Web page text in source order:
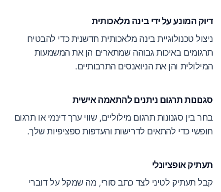
דיוק המונע על ידי בינה מלאכותית
ניצול טכנולוגיית בינה מלאכותית חדשנית כדי להבטיח
תרגומים באיכות גבוהה שמתארים הן את המשמעות
המילולית והן את הניואנסים התרבותיים.
סגנונות תרגום ניתנים להתאמה אישית
בחר בין סגנונות תרגום מילוליים, שווי ערך דינמי או תרגום
חופשי כדי להתאים לדרישות והעדפות ספציפיות שלך.
תעתיק אופציונלי
קבל תעתיק לטיני לצד כתב סורי, מה שמקל על דוברי